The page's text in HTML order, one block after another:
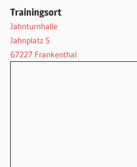
Trainingsort
Jahnturnhalle
Jahnplatz 5
67227 Frankenthal